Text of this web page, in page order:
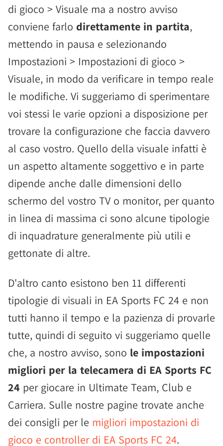
di gioco > Visuale ma a nostro avviso
conviene farlo direttamente in partita,
mettendo in pausa e selezionando
Impostazioni > Impostazioni di gioco >
Visuale, in modo da verificare in tempo reale
le modifiche. Vi suggeriamo di sperimentare
voi stessi le varie opzioni a disposizione per
trovare la configurazione che faccia davvero
al caso vostro. Quello della visuale infatti è
un aspetto altamente soggettivo e in parte
dipende anche dalle dimensioni dello
schermo del vostro TV o monitor, per quanto
in linea di massima ci sono alcune tipologie
di inquadrature generalmente più utili e
gettonate di altre.
D'altro canto esistono ben 11 differenti
tipologie di visuali in EA Sports FC 24 e non
tutti hanno il tempo e la pazienza di provarle
tutte, quindi di seguito vi suggeriamo quelle
che, a nostro avviso, sono le impostazioni
migliori per la telecamera di EA Sports FC
24 per giocare in Ultimate Team, Club e
Carriera. Sulle nostre pagine trovate anche
dei consigli per le migliori impostazioni di
gioco e controller di EA Sports FC 24.